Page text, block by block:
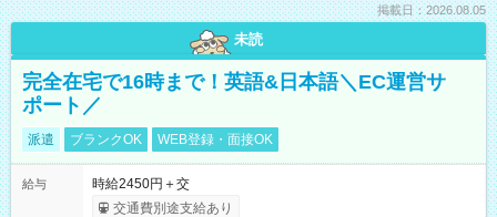
掲載日：2026.08.05
未読
完全在宅で16時まで！英語&日本語＼EC運営サ
ポート／
派遣 ブランクOK WEB登録・面接OK
給与
時給2450円＋交
交通費別途支給あり